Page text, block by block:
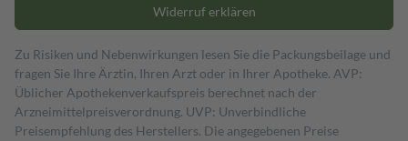
Widerruf erklären
Zu Risiken und Nebenwirkungen lesen Sie die Packungsbeilage und
fragen Sie Ihre Ärztin, Ihren Arzt oder in Ihrer Apotheke. AVP:
Üblicher Apothekenverkaufspreis berechnet nach der
Arzneimittelpreisverordnung. UVP: Unverbindliche
Preisempfehlung des Herstellers. Die angegebenen Preise